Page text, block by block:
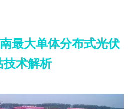
最大单体分布式光伏
技术解析